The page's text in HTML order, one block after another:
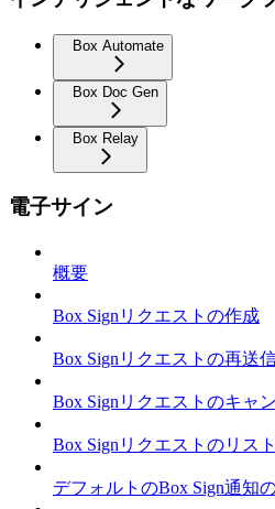
Box Automate
Box Doc Gen
Box Relay
電子サイン
概要
Box Signリクエストの作成
Box Signリクエストの再送
Box Signリクエストのキャ
Box Signリクエストのリス
デフォルトのBox Sign通知